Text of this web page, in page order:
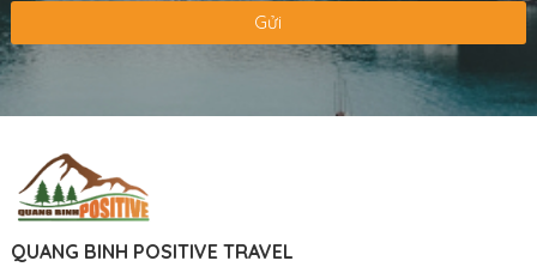
Gửi
QUANG BINH POSITIVE TRAVEL